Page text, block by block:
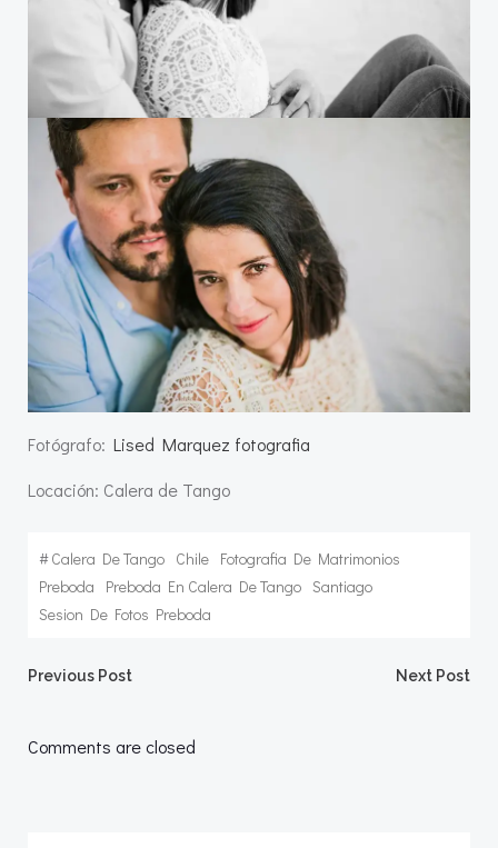
Fotógrafo: Lised Marquez fotografia
Locación: Calera de Tango
#Calera De Tango Chile Fotografia De Matrimonios
Preboda
Preboda En Calera De Tango Santiago
Sesion De Fotos Preboda
Navegación
por
Previous Post Next Post
Comments are closed